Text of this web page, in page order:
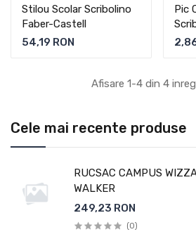
Cele mai recente produse
RUCSAC CAMPUS
WALKER
249,23 RON
(0)
Stilou Scolar Scribolino
Faber-Castell
54,19 RON
Pic
Afisare 1-4 din 4